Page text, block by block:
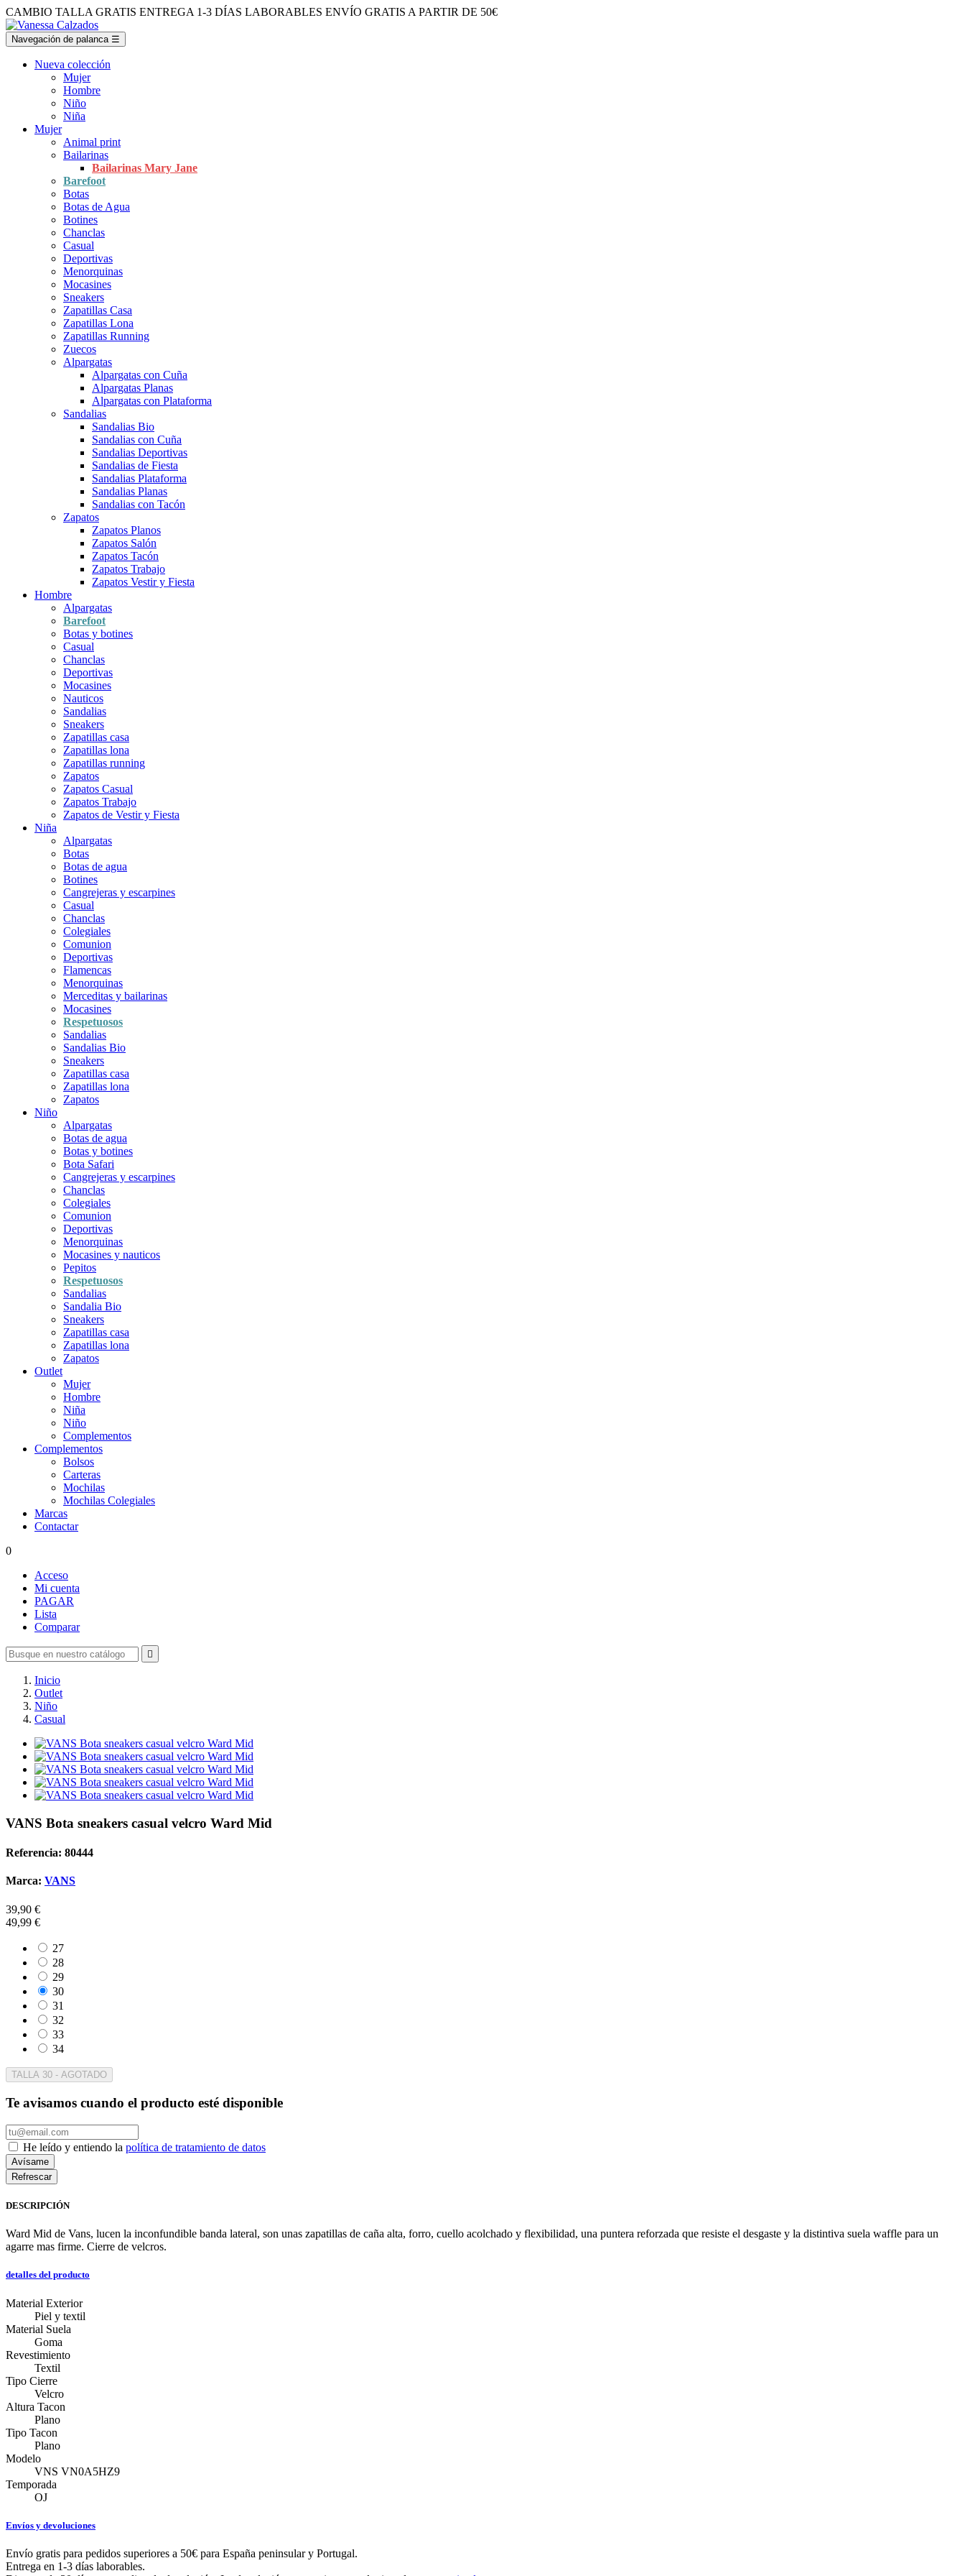
CAMBIO TALLA GRATIS ENTREGA 1-3 DÍAS LABORABLES ENVÍO GRATIS A PARTIR DE 50€
Navegación de palanca ☰
Nueva colección
Mujer
Hombre
Niño
Niña
Mujer
Animal print
Bailarinas
Bailarinas Mary Jane
Barefoot
Botas
Botas de Agua
Botines
Chanclas
Casual
Deportivas
Menorquinas
Mocasines
Sneakers
Zapatillas Casa
Zapatillas Lona
Zapatillas Running
Zuecos
Alpargatas
Alpargatas con Cuña
Alpargatas Planas
Alpargatas con Plataforma
Sandalias
Sandalias Bio
Sandalias con Cuña
Sandalias Deportivas
Sandalias de Fiesta
Sandalias Plataforma
Sandalias Planas
Sandalias con Tacón
Zapatos
Zapatos Planos
Zapatos Salón
Zapatos Tacón
Zapatos Trabajo
Zapatos Vestir y Fiesta
Hombre
Alpargatas
Barefoot
Botas y botines
Casual
Chanclas
Deportivas
Mocasines
Nauticos
Sandalias
Sneakers
Zapatillas casa
Zapatillas lona
Zapatillas running
Zapatos
Zapatos Casual
Zapatos Trabajo
Zapatos de Vestir y Fiesta
Niña
Alpargatas
Botas
Botas de agua
Botines
Cangrejeras y escarpines
Casual
Chanclas
Colegiales
Comunion
Deportivas
Flamencas
Menorquinas
Merceditas y bailarinas
Mocasines
Respetuosos
Sandalias
Sandalias Bio
Sneakers
Zapatillas casa
Zapatillas lona
Zapatos
Niño
Alpargatas
Botas de agua
Botas y botines
Bota Safari
Cangrejeras y escarpines
Chanclas
Colegiales
Comunion
Deportivas
Menorquinas
Mocasines y nauticos
Pepitos
Respetuosos
Sandalias
Sandalia Bio
Sneakers
Zapatillas casa
Zapatillas lona
Zapatos
Outlet
Mujer
Hombre
Niña
Niño
Complementos
Complementos
Bolsos
Carteras
Mochilas
Mochilas Colegiales
Marcas
Contactar
0
Acceso
Mi cuenta
PAGAR
Lista
Comparar

Inicio
Outlet
Niño
Casual
VANS Bota sneakers casual velcro Ward Mid
Referencia: 80444
Marca: VANS
39,90 €
49,99 €
27
28
29
30
31
32
33
34
TALLA 30 - AGOTADO
Te avisamos cuando el producto esté disponible
He leído y entiendo la política de tratamiento de datos
Avísame
DESCRIPCIÓN
Ward Mid de Vans, lucen la inconfundible banda lateral, son unas zapatillas de caña alta, forro, cuello acolchado y flexibilidad, una puntera reforzada que resiste el desgaste y la distintiva suela waffle para un
agarre mas firme. Cierre de velcros.
detalles del producto
Material Exterior
Piel y textil
Material Suela
Goma
Revestimiento
Textil
Tipo Cierre
Velcro
Altura Tacon
Plano
Tipo Tacon
Plano
Modelo
VNS VN0A5HZ9
Temporada
OJ
Envíos y devoluciones
Envío gratis para pedidos superiores a 50€ para España peninsular y Portugal.
Entrega en 1-3 días laborables.